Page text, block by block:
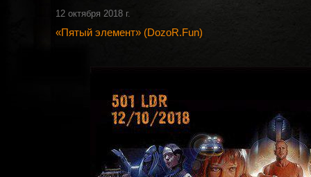
12 октября 2018 г.
«Пятый элемент» (DozoR.Fun)